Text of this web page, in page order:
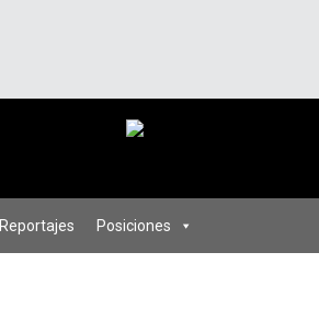
Reportajes Posiciones